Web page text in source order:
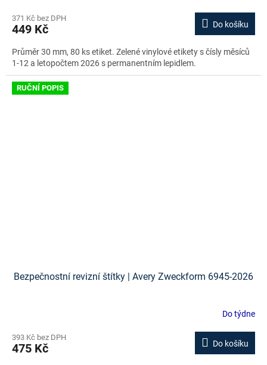
371 Kč bez DPH
449 Kč Do košíku
Průměr 30 mm, 80 ks etiket. Zelené vinylové etikety s čísly měsíců
1-12 a letopočtem 2026 s permanentním lepidlem.
RUČNÍ POPIS
Bezpečnostní revizní štítky | Avery Zweckform 6945-2026
Do týdne
393 Kč bez DPH
475 Kč Do košíku